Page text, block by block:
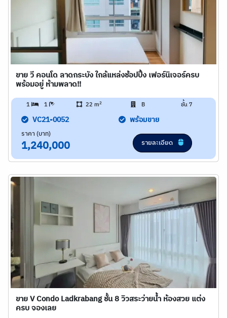
ขาย วี คอนโด ลาดกระบัง ใกล้แหล่งช้อปปิ้ง เฟอร์นิเจอร์ครบ
พร้อมอยู่ ห้ามพลาด!!
1 1 22 m2 B ชั้น 7
VC21-0052 พร้อมขาย
ราคา (บาท)
1,240,000 รายละเอียด
ขาย V Condo Ladkrabang ชั้น 8 วิวสระว่ายน้ำ ห้องสวย แต่ง
ครบ จองเลย